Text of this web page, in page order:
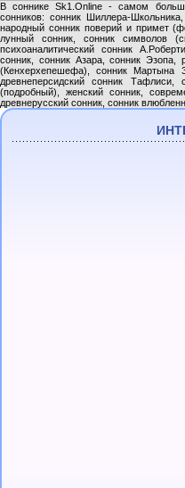
В соннике Sk1.Online - самом
сонников: сонник Шиллера-
народный сонник поверий и примет
лунный сонник, сонник символов
психоаналитический сонник
сонник, сонник Азара, сонник Эзопа,
(Кенхерхепешефа), сонник Мартына
древнеперсидский сонник
(подробный), женский сонник,
древнерусский сонник, сонник